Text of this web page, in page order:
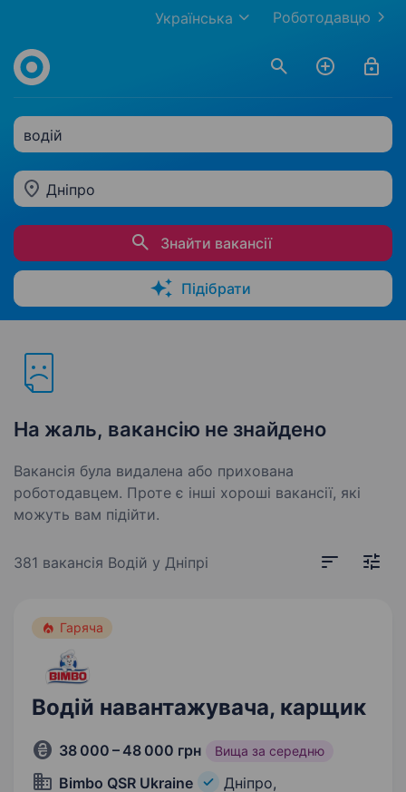
Роботодавцю
Українська
водій
Дніпро
Знайти вакансії
Підібрати
На жаль, вакансію не знайдено
Вакансія була видалена або прихована
роботодавцем. Проте є інші хороші вакансії, які
можуть вам підійти.
381 вакансія Водій у Дніпрі
Гаряча
Водій навантажувача, карщик
38 000 – 48 000 грн Вища за середню
Bimbo QSR Ukraine
Дніпро,